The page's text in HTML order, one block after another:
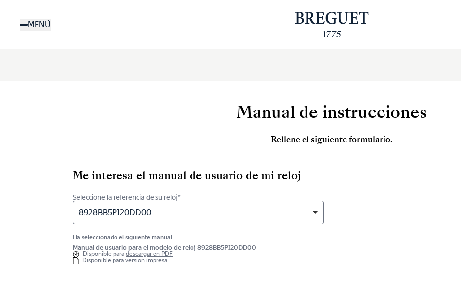
contenidoMENÚ
Manual de instrucciones
Rellene el siguiente formulario.
Me interesa el manual de usuario de mi reloj
Seleccione la referencia de su reloj*
8928BB5PJ20DD00
Ha seleccionado el siguiente manual
Manual de usuario para el modelo de reloj 8928BB5PJ20DD00
Disponible paradescargar en PDF
Disponible para versión impresa